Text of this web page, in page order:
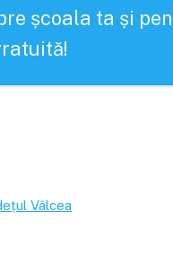
școala ta și
Vâlcea